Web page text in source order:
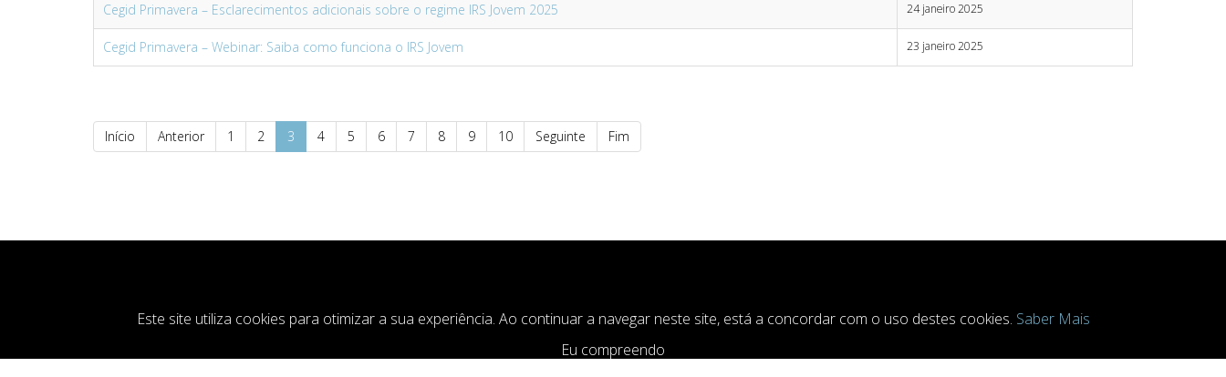
Cegid Primavera – Esclarecimentos adicionais sobre o regime IRS Jovem 2025 24 janeiro 2025
Cegid Primavera – Webinar: Saiba como funciona o IRS Jovem 23 janeiro 2025
Início Anterior 1 2 3 4 5 6 7 8 9 10 Seguinte Fim
Este site utiliza cookies para otimizar a sua experiência. Ao continuar a navegar neste site, está a concordar com o uso destes cookies. Saber Mais
Eu compreendo